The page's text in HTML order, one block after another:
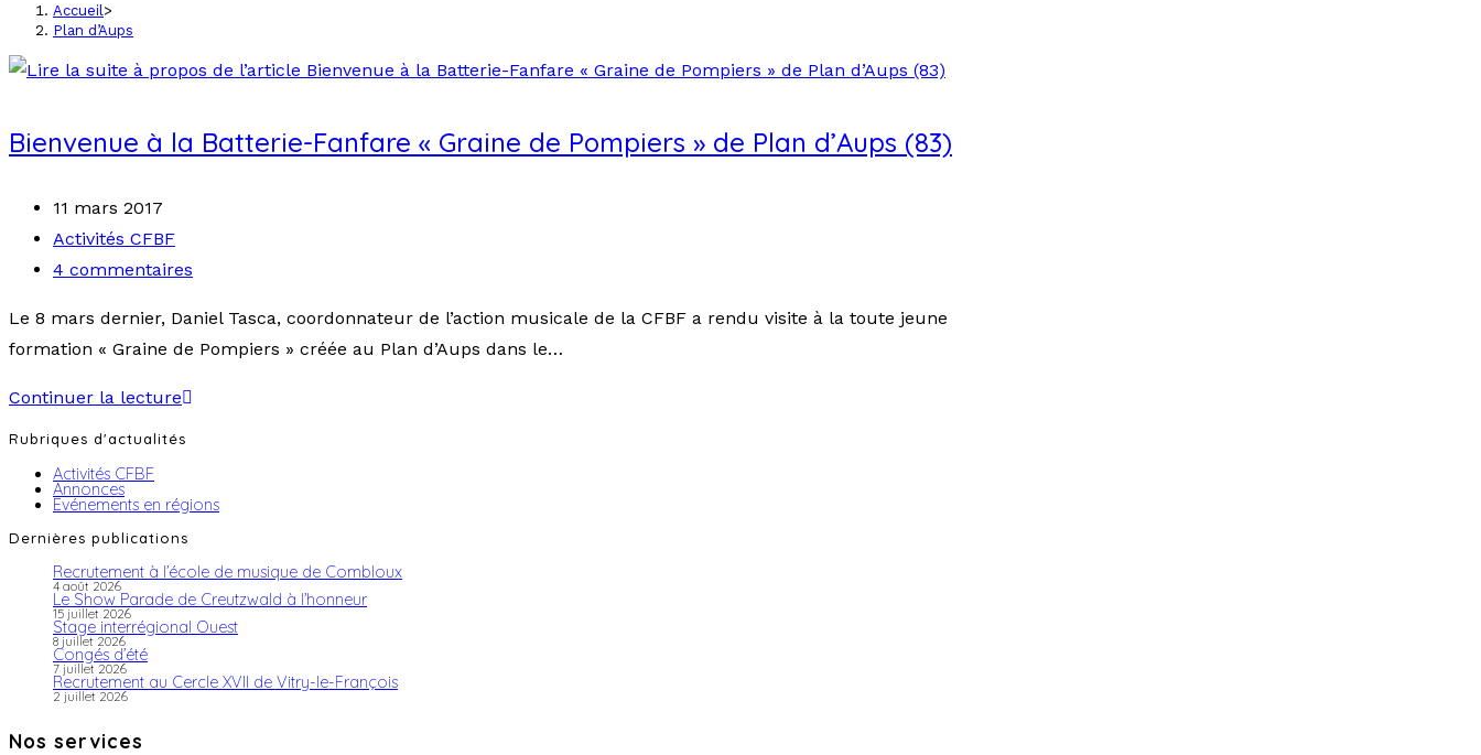
Accueil >
Plan d’Aups
Bienvenue à la Batterie-Fanfare « Graine de Pompiers » de Plan d’Aups (83)
11 mars 2017
Activités CFBF
4 commentaires
Le 8 mars dernier, Daniel Tasca, coordonnateur de l’action musicale de la CFBF a rendu visite à la toute jeune
formation « Graine de Pompiers » créée au Plan d’Aups dans le…
Continuer la lecture
Rubriques d'actualités
Activités CFBF
Annonces
Evénements en régions
Dernières publications
Recrutement à l’école de musique de Combloux
4 août 2026
Le Show Parade de Creutzwald à l’honneur
15 juillet 2026
Stage interrégional Ouest
8 juillet 2026
Congés d’été
7 juillet 2026
Recrutement au Cercle XVII de Vitry-le-François
2 juillet 2026
Nos services